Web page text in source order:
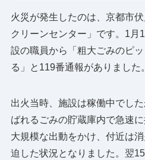
火災が発生したのは、京都市
クリーンセンター」です。1月
設の職員から「粗大ごみのピ
る」と119番通報がありました。
出火当時、施設は稼働中でし
ばれるごみの貯蔵庫内で急速
大規模な出動をかけ、付近は
迫した状況となりました。翌